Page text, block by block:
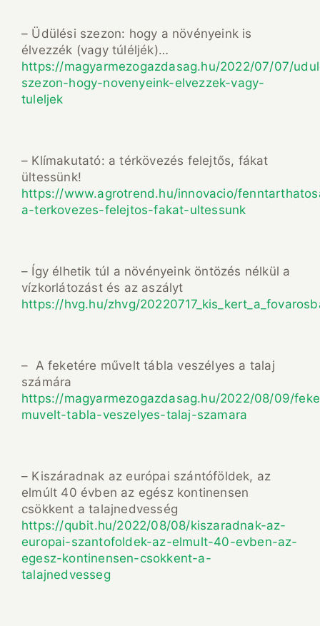
– Üdülési szezon: hogy a növényeink is
élvezzék (vagy túléljék)…
https://magyarmezogazdasag.hu/2022/07/07/
szezon-hogy-novenyeink-elvezzek-vagy-
tuleljek
– Klímakutató: a térkövezés felejtős, fákat
ültessünk!
https://www.agrotrend.hu/innovacio/
a-terkovezes-felejtos-fakat-ultessunk
– Így élhetik túl a növényeink öntözés nélkül a
vízkorlátozást és az aszályt
https://hvg.hu/zhvg/
– A feketére művelt tábla veszélyes a talaj
számára
https://magyarmezogazdasag.hu/2022/08/09/
muvelt-tabla-veszelyes-talaj-szamara
– Kiszáradnak az európai szántóföldek, az
elmúlt 40 évben az egész kontinensen
csökkent a talajnedvesség
https://qubit.hu/2022/08/08/kiszaradnak-az-
europai-szantofoldek-az-elmult-40-evben-az-
egesz-kontinensen-csokkent-a-
talajnedvesseg